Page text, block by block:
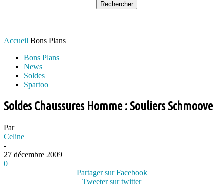
Accueil Bons Plans
Bons Plans
News
Soldes
Spartoo
Soldes Chaussures Homme : Souliers Schmoove
Par
Celine
-
27 décembre 2009
0
Partager sur Facebook
Tweeter sur twitter